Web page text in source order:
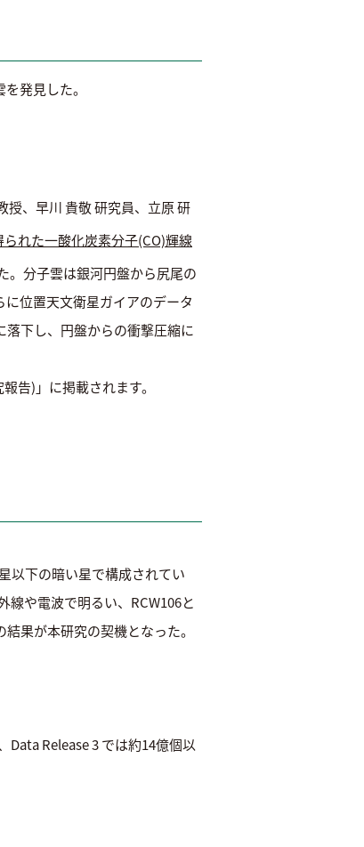
発見した。
授、早川 貴敬 研究員、立原 研
られた一酸化炭素分子(CO)輝線
。分子雲は銀河円盤から尻尾の
位置天文衛星ガイアのデータ
下し、円盤からの衝撃圧縮に
告)」に掲載されます。
以下の暗い星で構成されてい
や電波で明るい、RCW106と
果が本研究の契機となった。
Release 3 では約14億個以